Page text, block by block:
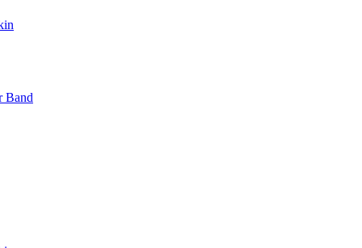
Band